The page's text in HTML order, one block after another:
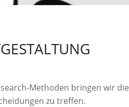
Methoden bringen wir die
zu treffen.